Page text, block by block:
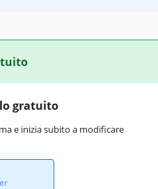
gratuito
e inizia subito a modificare